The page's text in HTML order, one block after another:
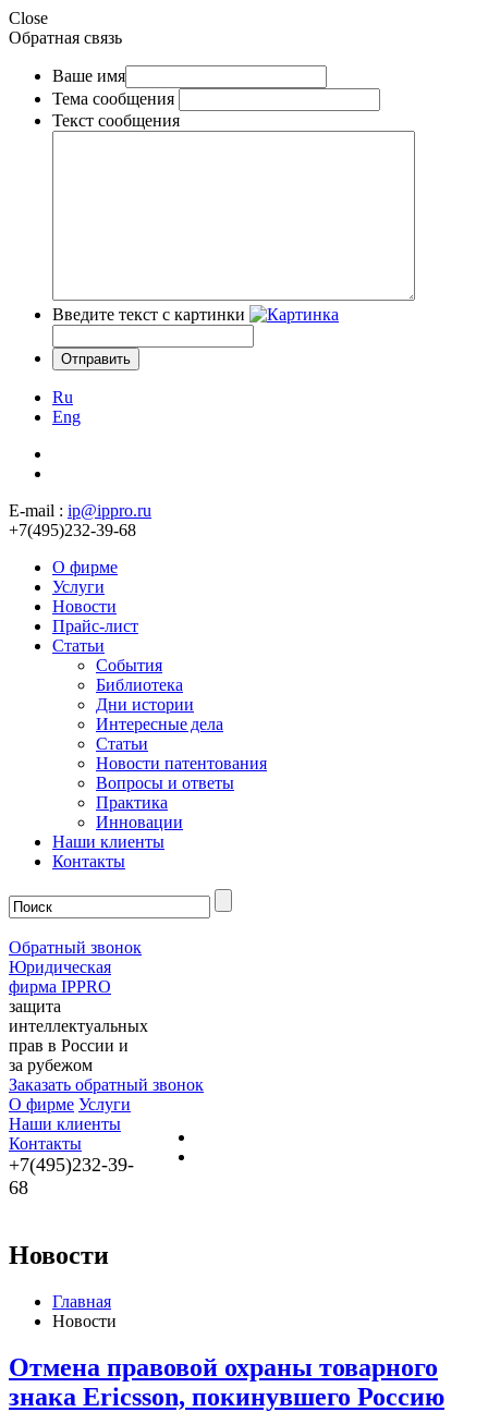
Close
Обратная связь
Ваше имя
Тема сообщения
Текст сообщения
Введите текст с картинки
Ru
Eng
E-mail : ip@ippro.ru
+7(495)232-39-68
О фирме
Услуги
Новости
Прайс-лист
Статьи
События
Библиотека
Дни истории
Интересные дела
Статьи
Новости патентования
Вопросы и ответы
Практика
Инновации
Наши клиенты
Контакты
Обратный звонок
Юридическая
фирма IPPRO
защита
интеллектуальных
прав в России и
за рубежом
Заказать обратный звонок
О фирме Услуги
Наши клиенты
Контакты
+7(495)232-39-
68
Новости
Главная
Новости
Отмена правовой охраны товарного
знака Ericsson, покинувшего Россию